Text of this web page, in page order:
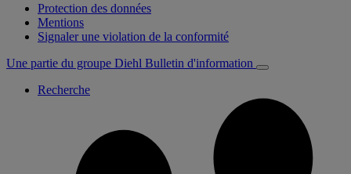
Protection des données
Mentions
Signaler une violation de la conformité
Une partie du groupe Diehl Bulletin d'information
Recherche